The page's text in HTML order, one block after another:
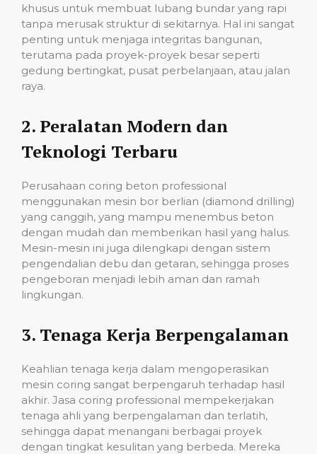
khusus untuk membuat lubang bundar yang rapi
tanpa merusak struktur di sekitarnya. Hal ini sangat
penting untuk menjaga integritas bangunan,
terutama pada proyek-proyek besar seperti
gedung bertingkat, pusat perbelanjaan, atau jalan
raya.
2. Peralatan Modern dan
Teknologi Terbaru
Perusahaan coring beton professional
menggunakan mesin bor berlian (diamond drilling)
yang canggih, yang mampu menembus beton
dengan mudah dan memberikan hasil yang halus.
Mesin-mesin ini juga dilengkapi dengan sistem
pengendalian debu dan getaran, sehingga proses
pengeboran menjadi lebih aman dan ramah
lingkungan.
3. Tenaga Kerja Berpengalaman
Keahlian tenaga kerja dalam mengoperasikan
mesin coring sangat berpengaruh terhadap hasil
akhir. Jasa coring professional mempekerjakan
tenaga ahli yang berpengalaman dan terlatih,
sehingga dapat menangani berbagai proyek
dengan tingkat kesulitan yang berbeda. Mereka